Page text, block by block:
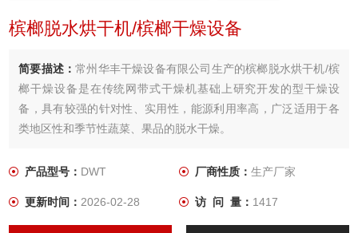
槟榔脱水烘干机/槟榔干燥设备
简要描述：常州华丰干燥设备有限公司生产的槟榔脱水烘干机/槟
榔干燥设备是在传统网带式干燥机基础上研究开发的型干燥设
备，具有较强的针对性、实用性，能源利用率高，广泛适用于各
类地区性和季节性蔬菜、果品的脱水干燥。
产品型号： DWT 厂商性质： 生产厂家
更新时间：2026-02-28 访 问 量： 1417